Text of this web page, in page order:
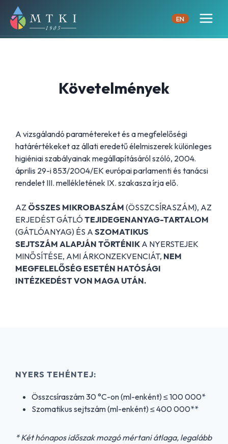
content
EN
Követelmények
A vizsgálandó paramétereket és a megfelelőségi
határértékeket az állati eredetű élelmiszerek különleges
higiéniai szabályainak megállapításáról szóló, 2004.
április 29-i 853/2004/EK európai parlamenti és tanácsi
rendelet III. mellékletének IX. szakasza írja elő.
AZ ÖSSZES MIKROBASZÁM (ÖSSZCSÍRASZÁM), AZ
ERJEDÉST GÁTLÓTEJIDEGENANYAG-TARTALOM
(GÁTLÓANYAG) ÉS A SZOMATIKUS
SEJTSZÁM ALAPJÁN TÖRTÉNIK A NYERSTEJEK
MINŐSÍTÉSE, AMI ÁRKONZEKVENCIÁT, NEM
MEGFELELŐSÉG ESETÉN HATÓSÁGI
INTÉZKEDÉST VON MAGA UTÁN.
NYERS TEHÉNTEJ:
Összcsíraszám 30 °C-on (ml-enként) ≤ 100 000*
Szomatikus sejtszám (ml-enként) ≤ 400 000**
* Két hónapos időszak mozgó mértani átlaga, legalább